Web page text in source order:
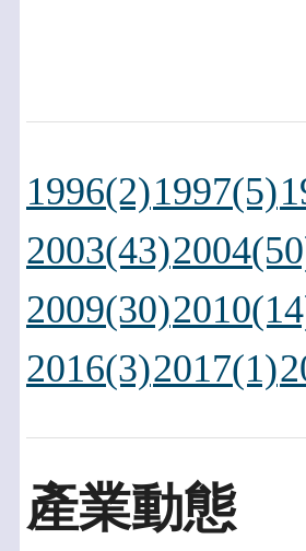
1996(2)1997(5)
2003(43)
2009(30)
2016(3)2017(1)
產業動態